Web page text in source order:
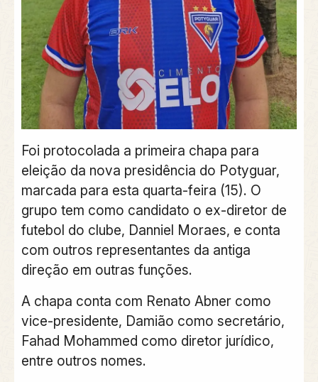
Foi protocolada a primeira chapa para
eleição da nova presidência do Potyguar,
marcada para esta quarta-feira (15). O
grupo tem como candidato o ex-diretor de
futebol do clube, Danniel Moraes, e conta
com outros representantes da antiga
direção em outras funções.
A chapa conta com Renato Abner como
vice-presidente, Damião como secretário,
Fahad Mohammed como diretor jurídico,
entre outros nomes.